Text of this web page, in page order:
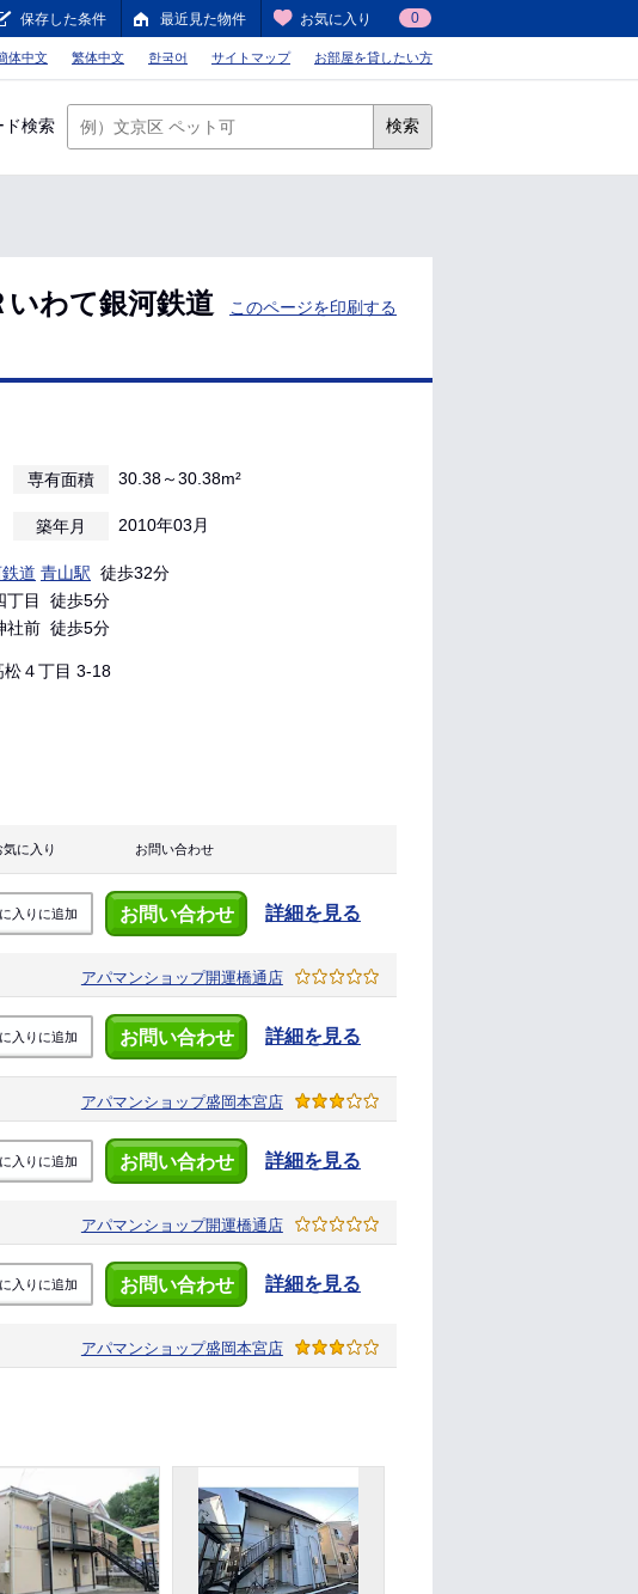
保存した条件 最近見た物件 お気に入り 0
体中文 繁体中文 한국어 サイトマップ お部屋を貸したい方
ド検索 検索
わて銀河鉄道
このページを印刷する
専有面積 30.38～30.38m²
築年月 2010年03月
道 青山駅 徒歩32分
丁目 徒歩5分
社前 徒歩5分
松４丁目 3-18
気に入り お問い合わせ
入りに追加 お問い合わせ 詳細を見る
アパマンショップ開運橋通店
入りに追加 お問い合わせ 詳細を見る
アパマンショップ盛岡本宮店
入りに追加 お問い合わせ 詳細を見る
アパマンショップ開運橋通店
入りに追加 お問い合わせ 詳細を見る
アパマンショップ盛岡本宮店